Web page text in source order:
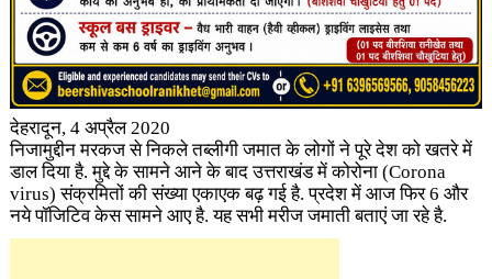
देहरादून, 4 अप्रैल 2020
निजामुद्दीन मरकज से निकले तब्लीगी जमात के लोगों ने पूरे देश को खतरे में
डाल दिया है. मुद्दे के सामने आने के बाद उत्तराखंड में कोरोना (Corona
virus) संक्रमितों की संख्या एकाएक बढ़ गई है. प्रदेश में आज फिर 6 और
नये पॉजिटिव केस सामने आए है. ​यह सभी मरीज जमाती बताएं जा रहे है.